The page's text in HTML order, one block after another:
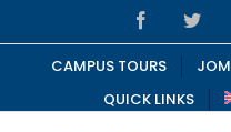
to
content
Facebook
CAMPUS TOURS
QUICK LINKS